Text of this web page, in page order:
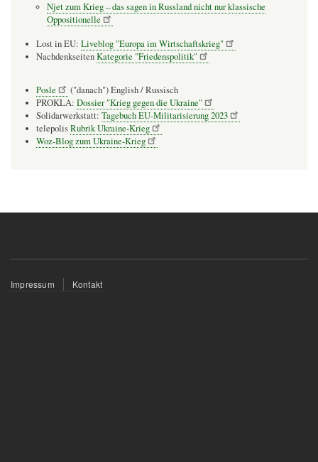
Njet zum Krieg – das sagen in Russland nicht nur klassische
Oppositionelle
Lost in EU: Liveblog "Europa im Wirtschaftskrieg"
NachdenkseitenKategorie "Friedenspolitik"
Posle
("danach") English / Russisch
PROKLA: Dossier "Krieg gegen die Ukraine"
Solidarwerkstatt: Tagebuch EU-Militarisierung 2023
telepolisRubrik Ukraine-Krieg
Woz-Blog zum Ukraine-Krieg
Fußzeilenmenü
Impressum Kontakt